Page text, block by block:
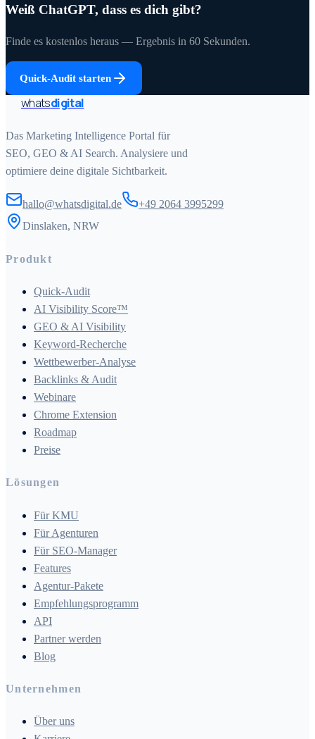
Weiß ChatGPT, dass es dich gibt?
Finde es kostenlos heraus — Ergebnis in 60 Sekunden.
Quick-Audit starten
whatsdigital
Das Marketing Intelligence Portal für
SEO, GEO & AI Search. Analysiere und
optimiere deine digitale Sichtbarkeit.
hallo@whatsdigital.de
+49 2064 3995299
Dinslaken, NRW
Produkt
Quick-Audit
AI Visibility Score™
GEO & AI Visibility
Keyword-Recherche
Wettbewerber-Analyse
Backlinks & Audit
Webinare
Chrome Extension
Roadmap
Preise
Lösungen
Für KMU
Für Agenturen
Für SEO-Manager
Features
Agentur-Pakete
Empfehlungsprogramm
API
Partner werden
Blog
Unternehmen
Über uns